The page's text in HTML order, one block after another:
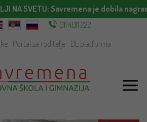
NA SVETU: Savremena je dobila
011 4011 222
Portal za roditelje DL platforma